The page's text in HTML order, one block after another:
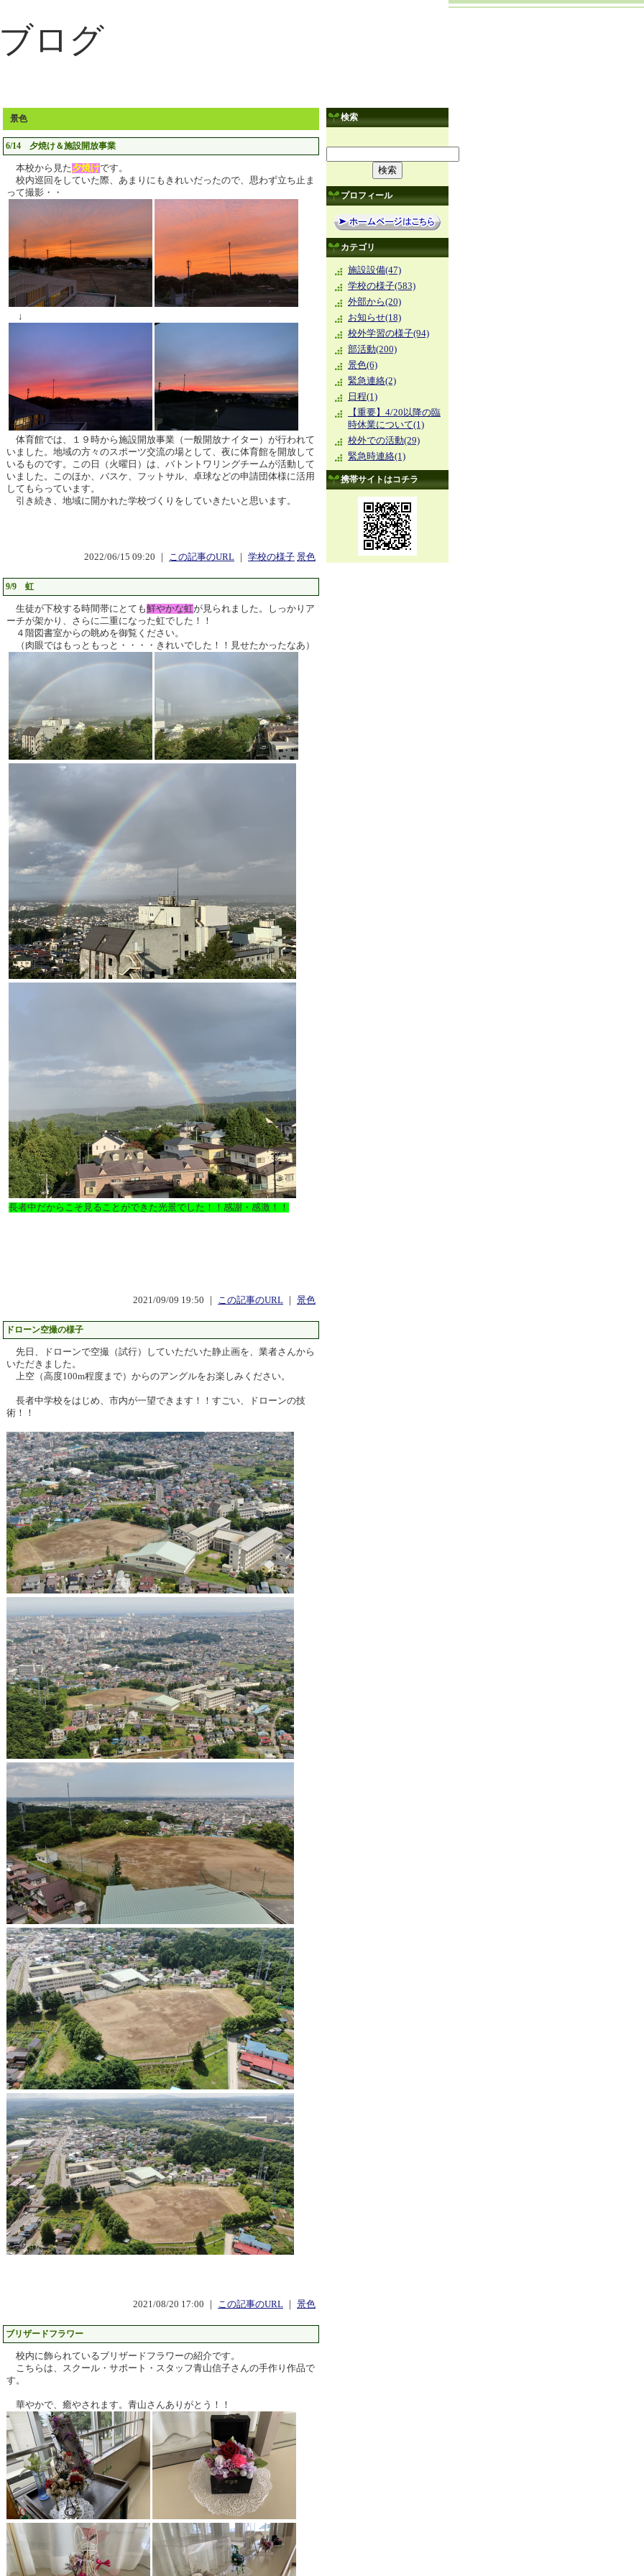
ログ
検索
プロフィール
カテゴリ
施設設備(47)
学校の様子(583)
外部から(20)
お知らせ(18)
校外学習の様子(94)
部活動(200)
景色(6)
緊急連絡(2)
日程(1)
【重要】4/20以降の臨
時休業について(1)
校外での活動(29)
緊急時連絡(1)
携帯サイトはコチラ
景色
6/14 夕焼け＆施設開放事業
本校から見た夕焼けです。
校内巡回をしていた際、あまりにもきれいだったので、思わず立ち止ま
って撮影・・
↓
体育館では、１９時から施設開放事業（一般開放ナイター）が行われて
いました。地域の方々のスポーツ交流の場として、夜に体育館を開放して
いるものです。この日（火曜日）は、バトントワリングチームが活動して
いました。このほか、バスケ、フットサル、卓球などの申請団体様に活用
してもらっています。
引き続き、地域に開かれた学校づくりをしていきたいと思います。
2022/06/15 09:20 ｜ この記事のURL 学校の様子 景色
9/9 虹
生徒が下校する時間帯にとても鮮やかな虹が見られました。しっかりア
ーチが架かり、さらに二重になった虹でした！！
４階図書室からの眺めを御覧ください。
（肉眼ではもっともっと・・・・きれいでした！！見せたかったなあ）
長者中だからこそ見ることができた光景でした！！感謝・感激！！
2021/09/09 19:50 ｜ この記事のURL 景色
ドローン空撮の様子
先日、ドローンで空撮（試行）していただいた静止画を、業者さんから
いただきました。
上空（高度100m程度まで）からのアングルをお楽しみください。
長者中学校をはじめ、市内が一望できます！！すごい、ドローンの技
術！！
2021/08/20 17:00 ｜ この記事のURL 景色
ブリザードフラワー
校内に飾られているブリザードフラワーの紹介です。
こちらは、スクール・サポート・スタッフ青山信子さんの手作り作品で
す。
華やかで、癒やされます。青山さんありがとう！！